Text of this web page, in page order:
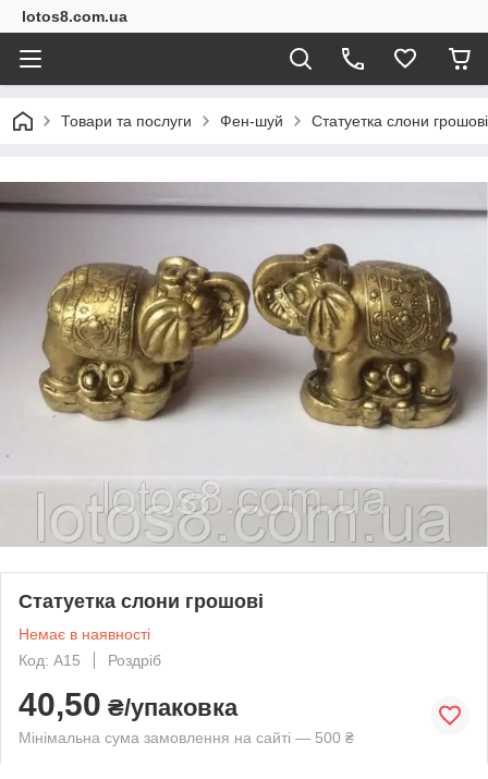
lotos8.com.ua
Товари та послуги Фен-шуй Статуетка слони грошові
Статуетка слони грошові
Немає в наявності
Код: А15
Роздріб
40,50 ₴/упаковка
Мінімальна сума замовлення на сайті — 500 ₴